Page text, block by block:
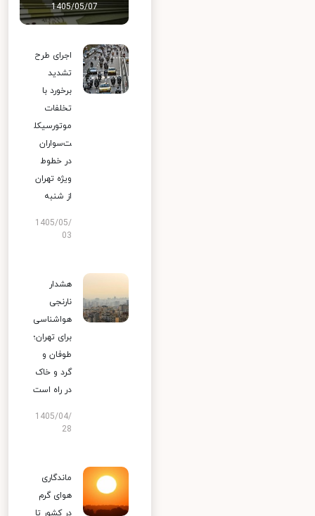
1405/05/07
اجرای طرح
تشدید
برخورد با
تخلفات
موتورسیکل
ت‌سواران
در خطوط
ویژه تهران
از شنبه
1405/05/
03
هشدار
نارنجی
هواشناسی
برای تهران؛
طوفان و
گرد و خاک
در راه است
1405/04/
28
ماندگاری
هوای گرم
در کشور تا